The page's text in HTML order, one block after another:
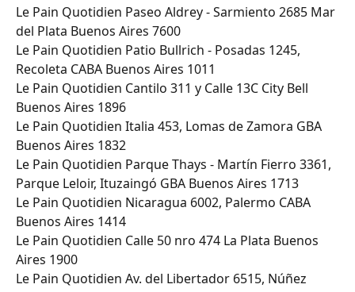
Le Pain Quotidien Paseo Aldrey - Sarmiento 2685 Mar
del Plata Buenos Aires 7600
Le Pain Quotidien Patio Bullrich - Posadas 1245,
Recoleta CABA Buenos Aires 1011
Le Pain Quotidien Cantilo 311 y Calle 13C City Bell
Buenos Aires 1896
Le Pain Quotidien Italia 453, Lomas de Zamora GBA
Buenos Aires 1832
Le Pain Quotidien Parque Thays - Martín Fierro 3361,
Parque Leloir, Ituzaingó GBA Buenos Aires 1713
Le Pain Quotidien Nicaragua 6002, Palermo CABA
Buenos Aires 1414
Le Pain Quotidien Calle 50 nro 474 La Plata Buenos
Aires 1900
Le Pain Quotidien Av. del Libertador 6515, Núñez